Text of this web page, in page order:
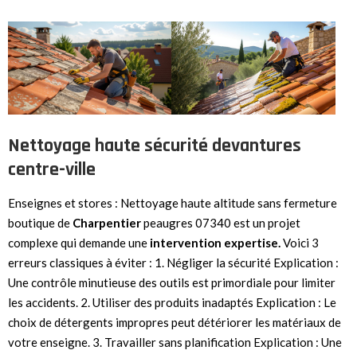
Nettoyage haute sécurité devantures
centre-ville
Enseignes et stores : Nettoyage haute altitude sans fermeture
boutique de Charpentierpeaugres 07340 est un projet
complexe qui demande une intervention expertise.Voici 3
erreurs classiques à éviter : 1. Négliger la sécurité Explication :
Une contrôle minutieuse des outils est primordiale pour limiter
les accidents. 2. Utiliser des produits inadaptés Explication : Le
choix de détergents impropres peut détériorer les matériaux de
votre enseigne. 3. Travailler sans planification Explication : Une